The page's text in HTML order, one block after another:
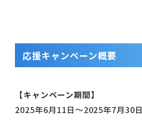
応援キャンペーン概要
【キャンペーン期間】
2025年6月11日～2025年7月30日